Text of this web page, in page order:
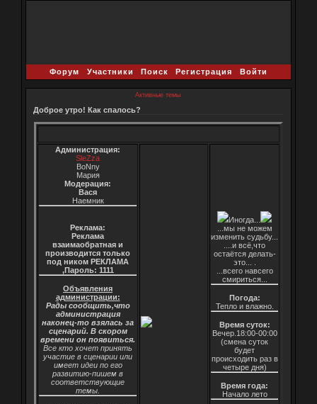
Форум Участники Поиск Регистрация Войти
Активные темы
Доброе утро! Как спалось?
Администрация:
SleZza
BoNny
Мария
Модерация:
Вася
Наемник
Реклама:
Реклама
взаимаобратная и
производится только
под ником РЕКЛАМА
,Пароль: 1111
Объявления
администрации:
Рады сообщить,что
администрация
наконец-то взялась за
сценарий. В скором
времени он появиться.
Все кто хочет принять
участие в сценарии или
имеет идеи по его
развитию-пишем в
соответствующие
темы.
Иногда...
...мы не можем
изменить судьбу...
....и всё,что
остаётся делать-
это... .
...всего навсего
смириться...
Погода:
Тепло и влажно.
Время суток:
Вечер.18:00-00:00
(смена суток
будет
происходить раз в
четыре дня)
Время года:
Начало лето